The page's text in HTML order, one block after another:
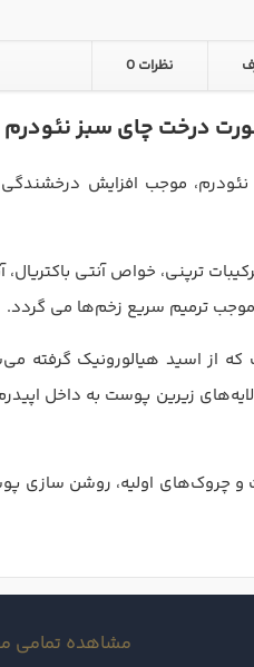
نظرات 0
درخت چای سبز نئودرم
موجب افزایش
ترپنی، خواص آنتی
موجب ترمیم سریع زخم‌ها می گردد.
از اسید هیالورونیک گرفته
زیرین پوست به داخل
و چروک‌های اولیه، روشن سازی
مشاهده تمامی